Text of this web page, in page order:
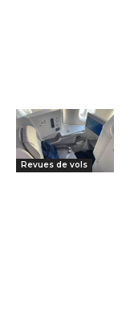
Revues de vols